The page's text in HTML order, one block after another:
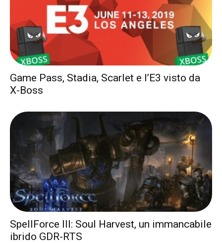
Game Pass, Stadia, Scarlet e l’E3 visto da
X-Boss
SpellForce III: Soul Harvest, un immancabile
ibrido GDR-RTS